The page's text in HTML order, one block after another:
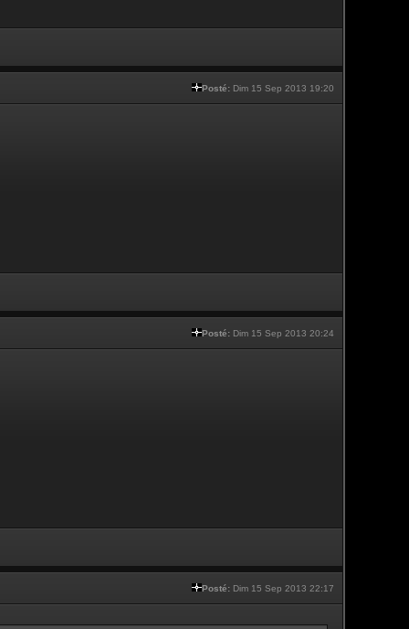
Posté: Dim 15 Sep 2013 19:20
Posté: Dim 15 Sep 2013 20:24
Posté: Dim 15 Sep 2013 22:17